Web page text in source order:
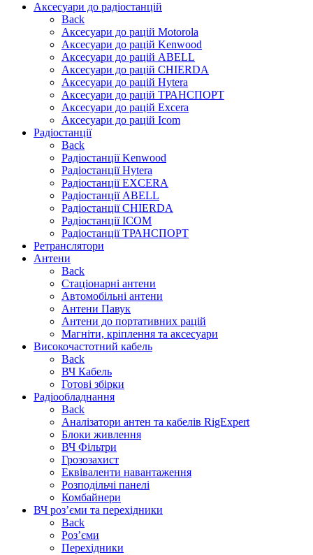
Аксесуари до радіостанцій
Back
Аксесуари до рацій Motorola
Аксесуари до рацій Kenwood
Аксесуари до рацій ABELL
Аксесуари до рацій CHIERDA
Аксесуари до рацій Hytera
Аксесуари до рацій ТРАНСПОРТ
Аксесуари до рацій Excera
Аксесуари до рацій Icom
Радіостанції
Back
Радіостанції Kenwood
Радіостанції Hytera
Радіостанції EXCERA
Радіостанції ABELL
Радіостанції CHIERDA
Радіостанції ICOM
Радіостанції ТРАНСПОРТ
Ретранслятори
Антени
Back
Стаціонарні антени
Автомобільні антени
Антени Павук
Антени до портативних рацій
Магніти, кріплення та аксесуари
Високочастотний кабель
Back
ВЧ Кабель
Готові збірки
Радіообладнання
Back
Аналізатори антен та кабелів RigExpert
Блоки живлення
ВЧ Фільтри
Грозозахист
Еквіваленти навантаження
Розподільчі панелі
Комбайнери
ВЧ роз’єми та перехідники
Back
Роз’єми
Перехідники